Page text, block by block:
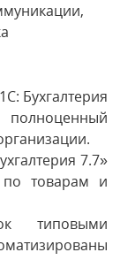
Бухгалтерия
полноценный
7.7»
товарам и
типовыми